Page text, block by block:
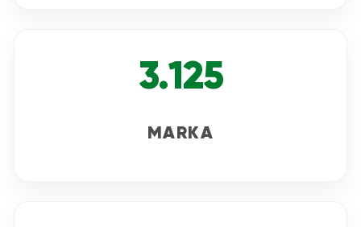
3.125
MARKA